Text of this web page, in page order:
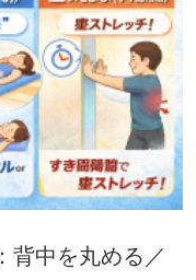
背中を丸める／